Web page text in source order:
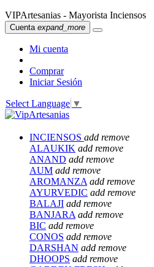
VIPArtesanias - Mayorista Inciensos
Cuenta expand_more
Mi cuenta
Comprar
Iniciar Sesión
Select Language ▼
INCIENSOS add remove
ALAUKIK add remove
ANAND add remove
AUM add remove
AROMANZA add remove
AYURVEDIC add remove
BALAJI add remove
BANJARA add remove
BIC add remove
CONOS add remove
DARSHAN add remove
DHOOPS add remove